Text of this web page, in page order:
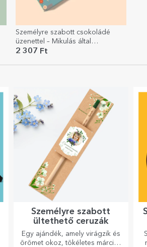
Személyre szabott csokoládé
üzenettel – Mikulás által
jóváhagyva
2 307 Ft
Személyre szabott
ültethető ceruzák
Egy ajándék, amely virágzik és
örömet okoz, tökéletes március